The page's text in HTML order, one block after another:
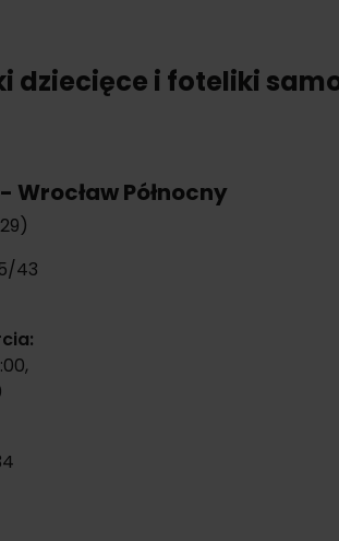
dziecięce i foteliki
Wrocław Północny
43